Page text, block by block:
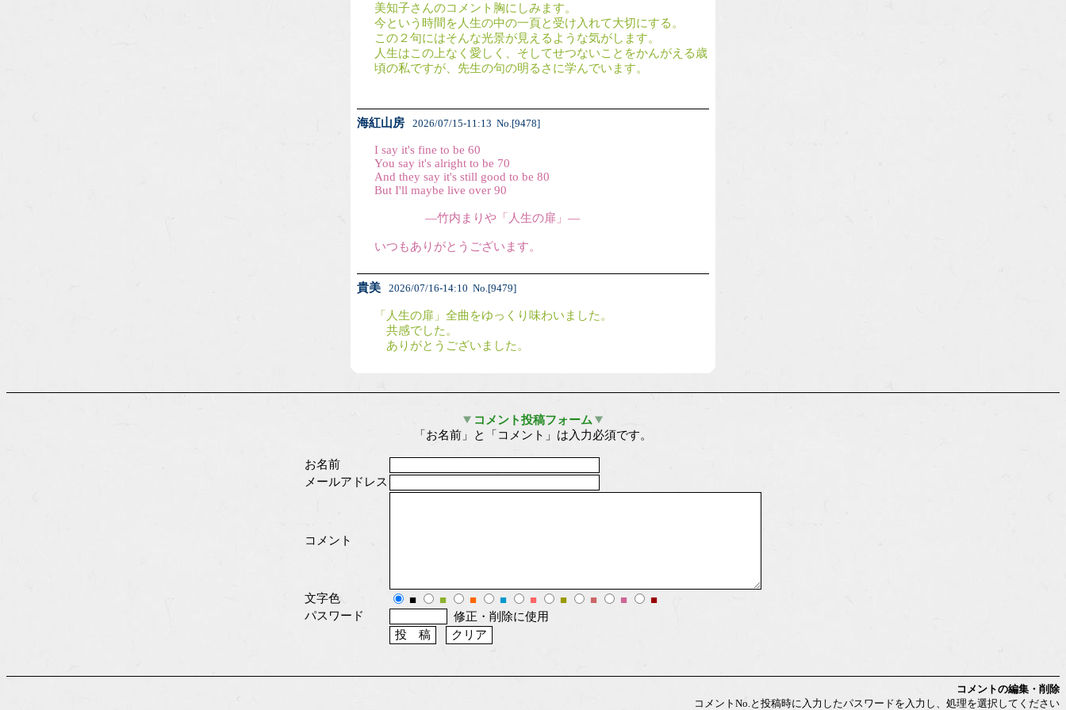
美知子さんのコメント胸にしみます。
今という時間を人生の中の一頁と受け入れて大切にする。
この２句にはそんな光景が見えるような気がします。
人生はこの上なく愛しく、そしてせつないことをかんがえる歳
頃の私ですが、先生の句の明るさに学んでいます。
海紅山房 2026/07/15-11:13 No.[9478]
I say it's fine to be 60
You say it's alright to be 70
And they say it's still good to be 80
But I'll maybe live over 90
―竹内まりや「人生の扉」―
いつもありがとうございます。
貴美 2026/07/16-14:10 No.[9479]
「人生の扉」全曲をゆっくり味わいました。
共感でした。
ありがとうございました。
コメント投稿フォーム
「お名前」と「コメント」は入力必須です。
お名前
メールアドレス
コメント
文字色 ■ ■ ■ ■ ■ ■ ■ ■
■
パスワード
修正・削除に使用
コメントの編集・削除
コメントNo.と投稿時に入力したパスワードを入力し、処理を選択してください